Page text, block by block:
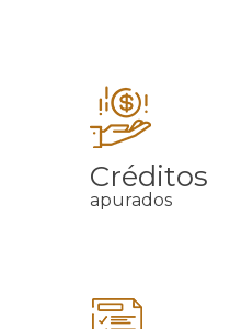
Créditos
apurados